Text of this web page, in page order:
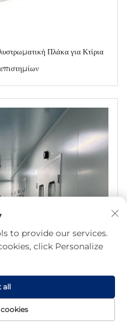
Πλάκα για Κτίρια
to provide our services.
click Personalize
all